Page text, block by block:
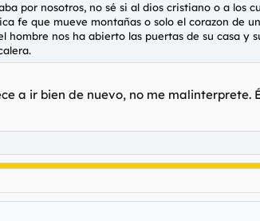
por nosotros, no sé si al dios cristiano o a los
fe que mueve montañas o solo el corazon de
hombre nos ha abierto las puertas de su casa y
a ir bien de nuevo, no me malinterprete.